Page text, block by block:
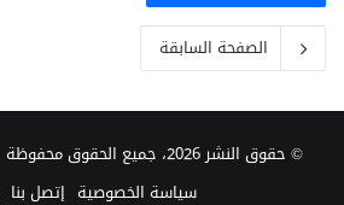
الصفحة السابقة
© حقوق النشر 2026، جميع الحقوق محفوظة | realmadridarab.com
سياسة الخصوصية إتصل بنا